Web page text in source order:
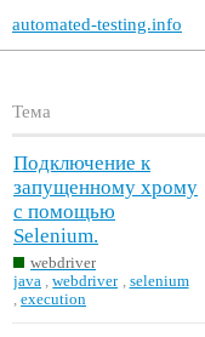
automated-testing.info
Тема
Подключение к
запущенному хрому
с помощью
Selenium.
webdriver
java
,webdriver
selenium
execution